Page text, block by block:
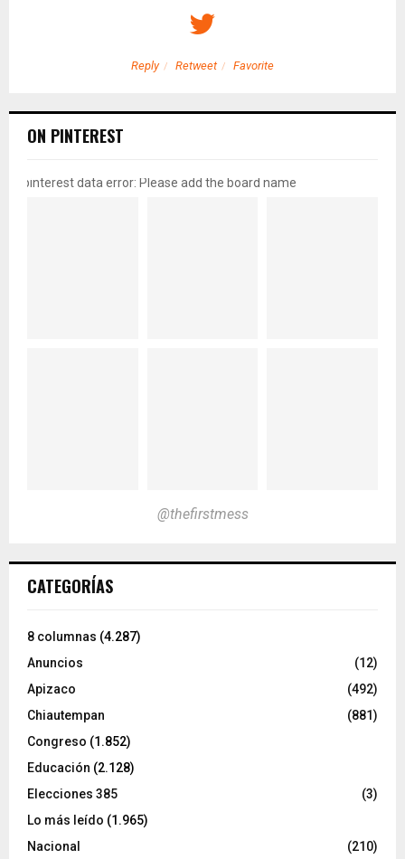
Reply Retweet Favorite
ON PINTEREST
pinterest data error: Please add the board name
@thefirstmess
CATEGORÍAS
8 columnas (4.287)
Anuncios
(12)
Apizaco
(492)
Chiautempan
(881)
Congreso (1.852)
Educación (2.128)
Elecciones 385
(3)
Lo más leído (1.965)
Nacional
(210)